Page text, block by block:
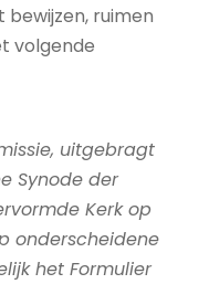
ruimen
volgende
uitgebragt
Synode der
Kerk op
onderscheidene
het Formulier